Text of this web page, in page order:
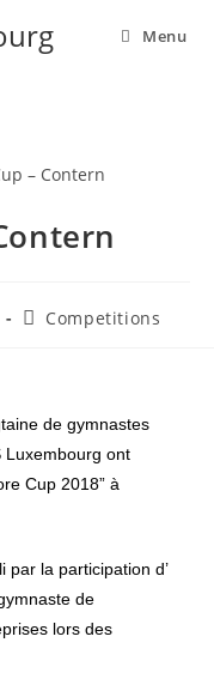
Menu
Competitions
de gymnastes
Luxembourg ont
Cup 2018” à
par la participation d’
de
lors des